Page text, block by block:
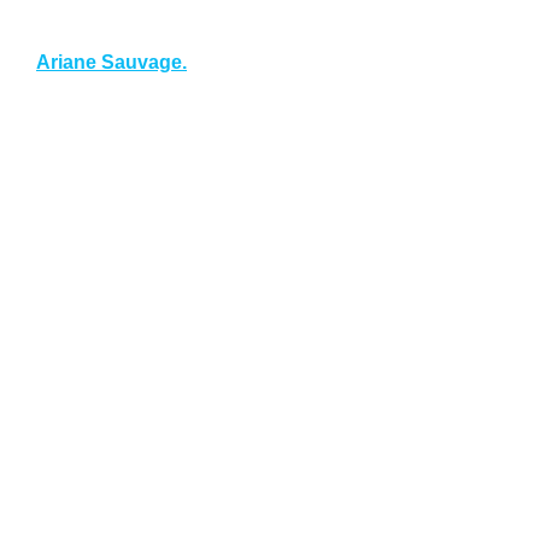
Ariane Sauvage.